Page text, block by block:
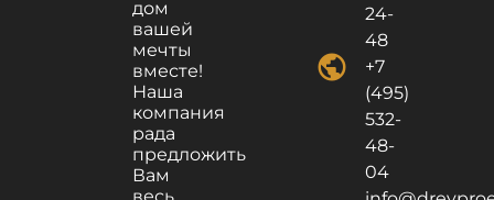
дом
вашей
мечты
вместе!
Наша
компания
рада
предложить
Вам
public
24-
48
+7
(495)
532-
48-
04